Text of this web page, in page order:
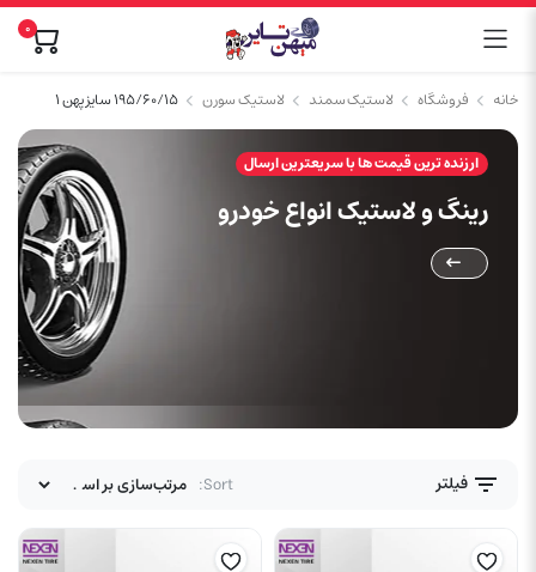
0
خانه فروشگاه لاستیک سمند لاستیک سورن ۱۹۵/۶۰/۱۵ سایز پهن ۱
ارزنده ترین قیمت ها با سریعترین ارسال
رینگ و لاستیک انواع خودرو
فیلتر Sort: